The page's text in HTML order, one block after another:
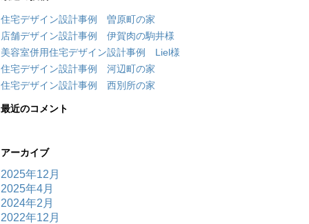
住宅デザイン設計事例 曽原町の家
店舗デザイン設計事例 伊賀肉の駒井様
美容室併用住宅デザイン設計事例 Liel様
住宅デザイン設計事例 河辺町の家
住宅デザイン設計事例 西別所の家
最近のコメント
アーカイブ
2025年12月
2025年4月
2024年2月
2022年12月